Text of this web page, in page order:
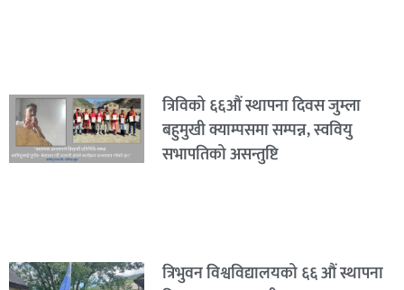
त्रिविको ६६औं स्थापना दिवस जुम्ला
बहुमुखी क्याम्पसमा सम्पन्न, स्ववियु
सभापतिको असन्तुष्टि
त्रिभुवन विश्वविद्यालयको ६६ औं स्थापना